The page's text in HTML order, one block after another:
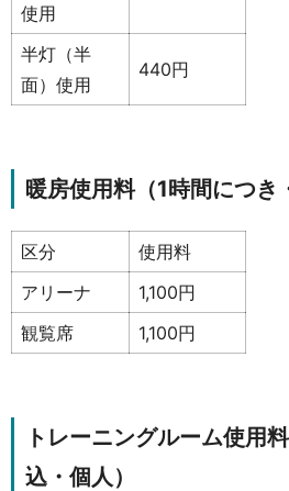
使用
半灯（半
面）使用
440円
暖房使用料（1時間につき
区分
使用料
アリーナ
1,100円
観覧席
1,100円
トレーニングルーム使用
込・個人）